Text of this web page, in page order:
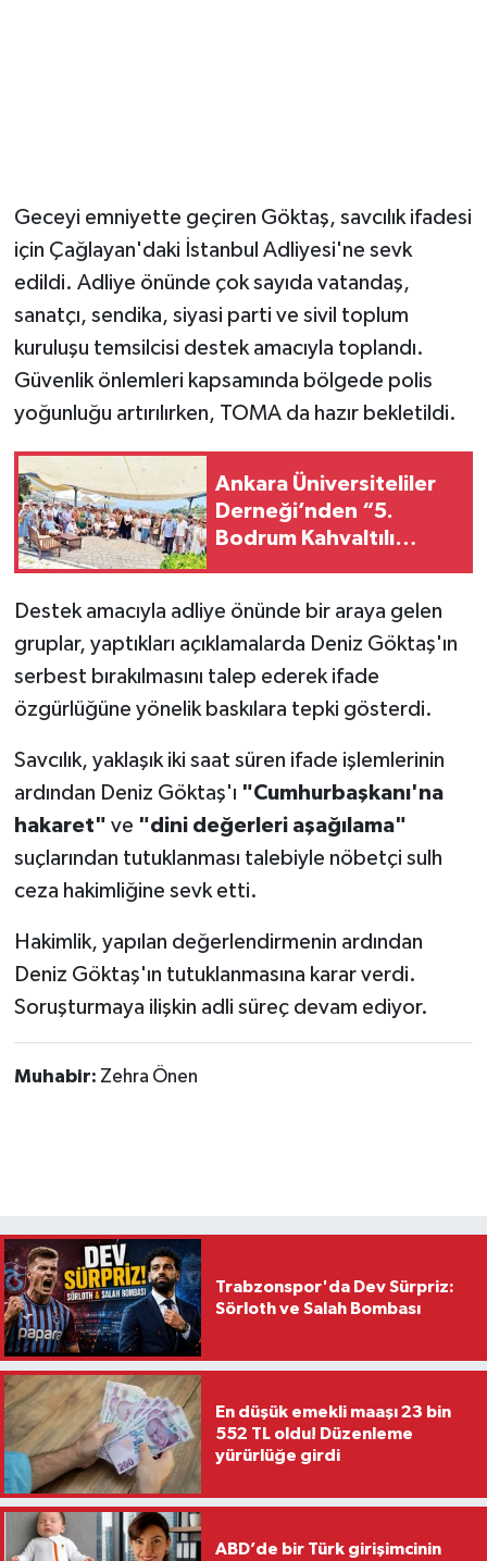
Geceyi emniyette geçiren Göktaş, savcılık ifadesi
için Çağlayan'daki İstanbul Adliyesi'ne sevk
edildi. Adliye önünde çok sayıda vatandaş,
sanatçı, sendika, siyasi parti ve sivil toplum
kuruluşu temsilcisi destek amacıyla toplandı.
Güvenlik önlemleri kapsamında bölgede polis
yoğunluğu artırılırken, TOMA da hazır bekletildi.
Ankara Üniversiteliler
Derneği’nden “5.
Bodrum Kahvaltılı
Destek amacıyla adliye önünde bir araya gelen
gruplar, yaptıkları açıklamalarda Deniz Göktaş'ın
serbest bırakılmasını talep ederek ifade
özgürlüğüne yönelik baskılara tepki gösterdi.
Savcılık, yaklaşık iki saat süren ifade işlemlerinin
ardından Deniz Göktaş'ı "Cumhurbaşkanı'na
hakaret" ve "dini değerleri aşağılama"
suçlarından tutuklanması talebiyle nöbetçi sulh
ceza hakimliğine sevk etti.
Hakimlik, yapılan değerlendirmenin ardından
Deniz Göktaş'ın tutuklanmasına karar verdi.
Soruşturmaya ilişkin adli süreç devam ediyor.
Muhabir: Zehra Önen
Trabzonspor'da Dev Sürpriz:
Sörloth ve Salah Bombası
En düşük emekli maaşı 23 bin
552 TL oldu! Düzenleme
yürürlüğe girdi
ABD’de bir Türk girişimcinin